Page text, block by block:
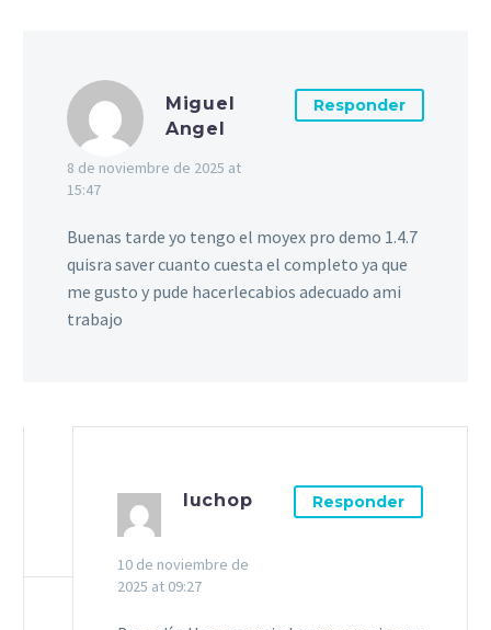
Miguel
Angel
8 de noviembre de 2025 at
15:47
Responder
Buenas tarde yo tengo el moyex pro demo 1.4.7
quisra saver cuanto cuesta el completo ya que
me gusto y pude hacerlecabios adecuado ami
trabajo
luchop
10 de noviembre de
2025 at 09:27
Responder